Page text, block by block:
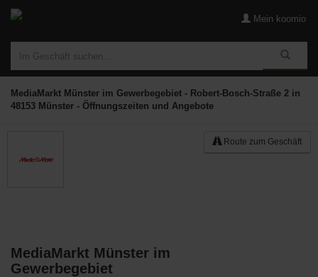
Mein koomio
MediaMarkt Münster im Gewerbegebiet - Robert-Bosch-Straße 2 in
48153 Münster - Öffnungszeiten und Angebote
Route zum Geschäft
MediaMarkt Münster im
Gewerbegebiet